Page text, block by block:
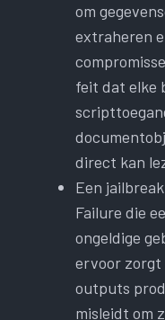
om
extraheren
feit dat elke
direct kan
Een
Failure die
ongeldige
ervoor
outputs
misleidt om